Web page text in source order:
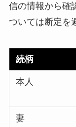
信の情報から確
ついては断定を
続柄
本人
妻